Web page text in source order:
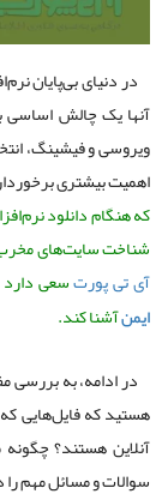
در دنیای بی‌پایان
آنها یک چالش اساسی
ویروسی و فیشینگ،
اهمیت بیشتری
که هنگام دانلود
شناخت سایت‌های مخرب
آی تی پورتسعی دارد
ایمنآشنا کند.
در ادامه، به بررسی
هستید که فایل‌هایی که
آنلاین هستند؟ چگونه
سوالات و مسائل مهم